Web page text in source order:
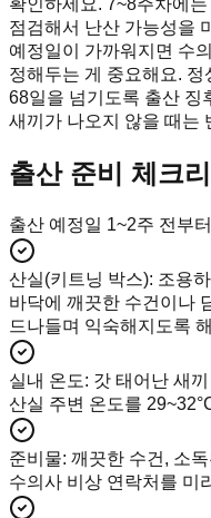
확인하세요. 7~8주차에
점검해서 난산 가능성을
예정일이 가까워지면 수
정해두는 게 중요해요.
68일을 넘기도록 출산 징
새끼가 나오지 않을 때는
출산 준비 체크
출산 예정일 1~2주 전부
산실(키트닝 박스): 조용
바닥에 깨끗한 수건이나
드나들며 익숙해지도록
실내 온도: 갓 태어난 새
산실 주변 온도를
준비물: 깨끗한 수건, 소
수의사 비상 연락처를 미